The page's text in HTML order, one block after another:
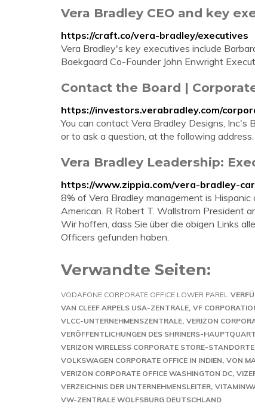
Vera Bradley CEO and key
https://craft.co/vera-bradley/executives
Vera Bradley's key executives include
Baekgaard Co-Founder John Enwright
Contact the Board |
https://investors.verabradley.com/
You can contact Vera Bradley Designs,
or to ask a question, at the following
Vera Bradley Leadership:
https://www.zippia.com/vera-bradley-
8% of Vera Bradley management is
American. R Robert T. Wallstrom President
Wir hoffen, dass Sie über die obigen Links
Officers gefunden haben.
Verwandte Seiten:
VODAFONE CORPORATE OFFICE LOWER PAREL
VAN CLEEF ARPELS USA-ZENTRALE VF
VLCC-UNTERNEHMENSZENTRALE VERIZON
VERÖFFENTLICHUNGEN DES SHRINERS-
VERIZON WIRELESS CORPORATE STORE-STANDORTE
VOLKSWAGEN CORPORATE OFFICE IN INDIEN VON
VERIZON CORPORATE OFFICE WASHINGTON DC
VERZEICHNIS DER UNTERNEHMENSLEITER
VW-ZENTRALE WOLFSBURG DEUTSCHLAND